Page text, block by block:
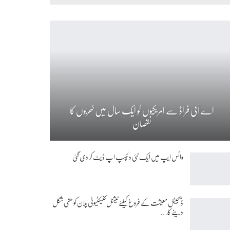
اے آئی فراڈ سے امریکیوں کو ایک سال میں کھربوں کا
نقصان
واٹس ایپ میں ایک نئی دلچسپ اپ ڈیٹ کر دی گئی
ڈیجیٹل معیشت کے فروغ کیلئے نیشنل کنیکٹیوٹی پلان کو حتمی شکل
دینے کا…